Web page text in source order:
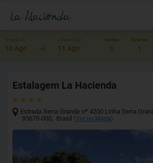
Check-In
10 Ago
Check-Out
11 Ago
Noites
1
Quartos
1
Estalagem La Hacienda
Estrada Serra Grande nº 4200 Linha Serra
95670-000, Brasil (Ver no Mapa)